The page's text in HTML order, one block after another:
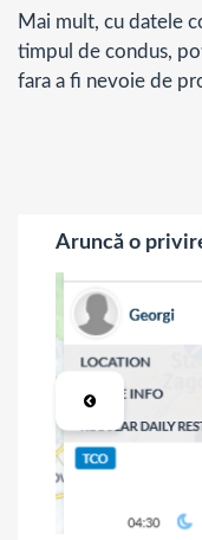
Mai mult, cu datele
timpul de condus,
fara a fi nevoie de
Aruncă o